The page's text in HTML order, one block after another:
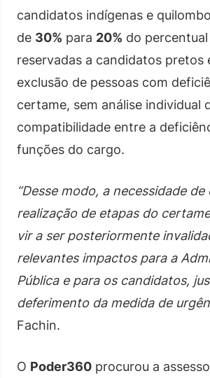
candidatos indígenas e
de 30% para 20% do
reservadas a candidatos pretos
exclusão de pessoas com
certame, sem análise individual
compatibilidade entre a
funções do cargo.
“Desse modo, a necessidade de
realização de etapas do
vir a ser posteriormente
relevantes impactos para a
Pública e para os candidatos,
deferimento da medida de
Fachin.
O Poder360 procurou a